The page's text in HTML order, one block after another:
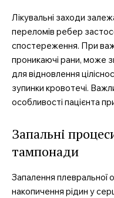
Лікувальні заходи
переломів ребер
спостереження. При
проникаючі рани, може
для відновлення
зупинки кровотечі.
особливості пацієнта
Запальні
тампонади
Запалення
накопичення рідин у